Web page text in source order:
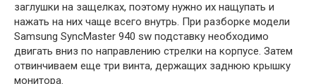
заглушки на защелках, поэтому нужно их нащупать и
нажать на них чаще всего внутрь. При разборке модели
Samsung SyncMaster 940 sw подставку необходимо
двигать вниз по направлению стрелки на корпусе. Затем
отвинчиваем еще три винта, держащих заднюю крышку
монитора.